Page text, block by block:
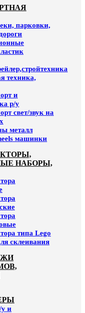
парковки,
техника,
и
р/у
свет/звук на
металл
машинки
НАБОРЫ,
типа Lego
склеивания
у и